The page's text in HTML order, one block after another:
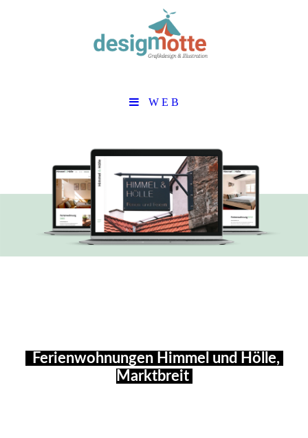
W E B
Ferienwohnungen Himmel und Hölle,
Marktbreit